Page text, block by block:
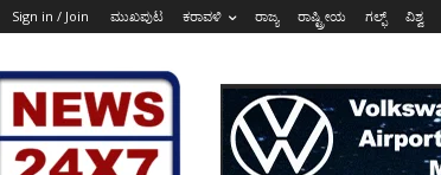
Sign in / Join ಮುಖಪುಟ ಕರಾವಳಿ ರಾಜ್ಯ ರಾಷ್ಟ್ರೀಯ ಗಲ್ಫ್ ವಿಶ್ವ